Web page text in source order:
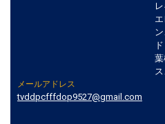
メールアドレス
tvddpcfffdop9527@gmail.com